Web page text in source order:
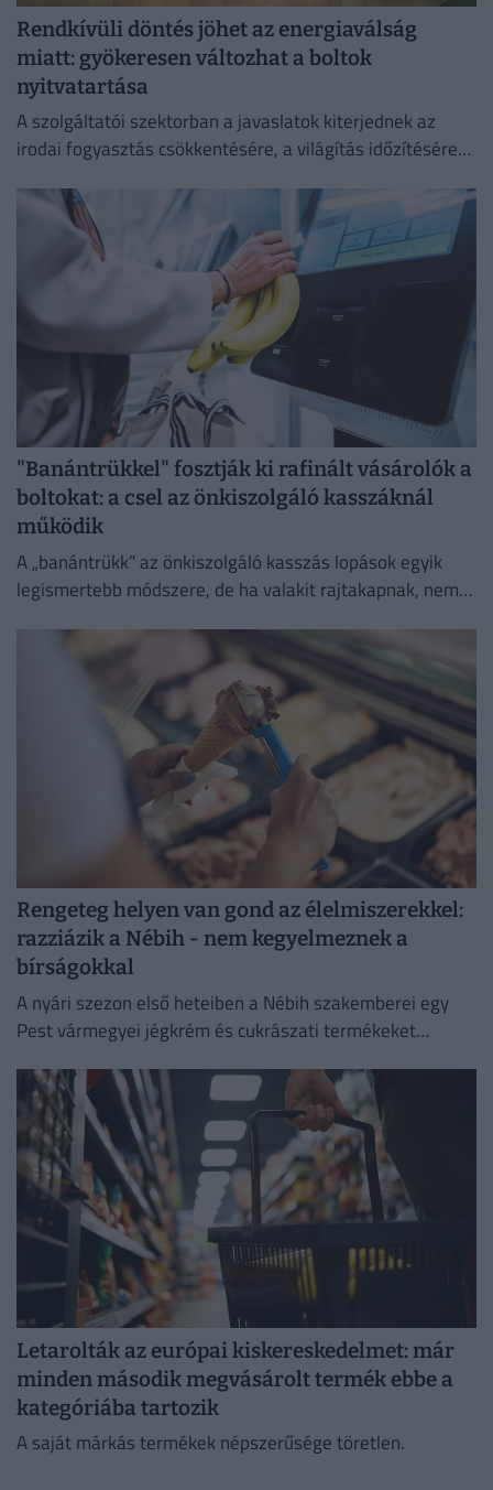
Rendkívüli döntés jöhet az energiaválság
miatt: gyökeresen változhat a boltok
nyitvatartása
A szolgáltatói szektorban a javaslatok kiterjednek az
irodai fogyasztás csökkentésére, a világítás időzítésére
"Banántrükkel" fosztják ki rafinált vásárolók a
boltokat: a csel az önkiszolgáló kasszáknál
működik
A „banántrükk” az önkiszolgáló kasszás lopások egyik
legismertebb módszere, de ha valakit rajtakapnak, nem
Rengeteg helyen van gond az élelmiszerekkel:
razziázik a Nébih - nem kegyelmeznek a
bírságokkal
A nyári szezon első heteiben a Nébih szakemberei egy
Pest vármegyei jégkrém és cukrászati termékeket
Letarolták az európai kiskereskedelmet: már
minden második megvásárolt termék ebbe a
kategóriába tartozik
A saját márkás termékek népszerűsége töretlen.